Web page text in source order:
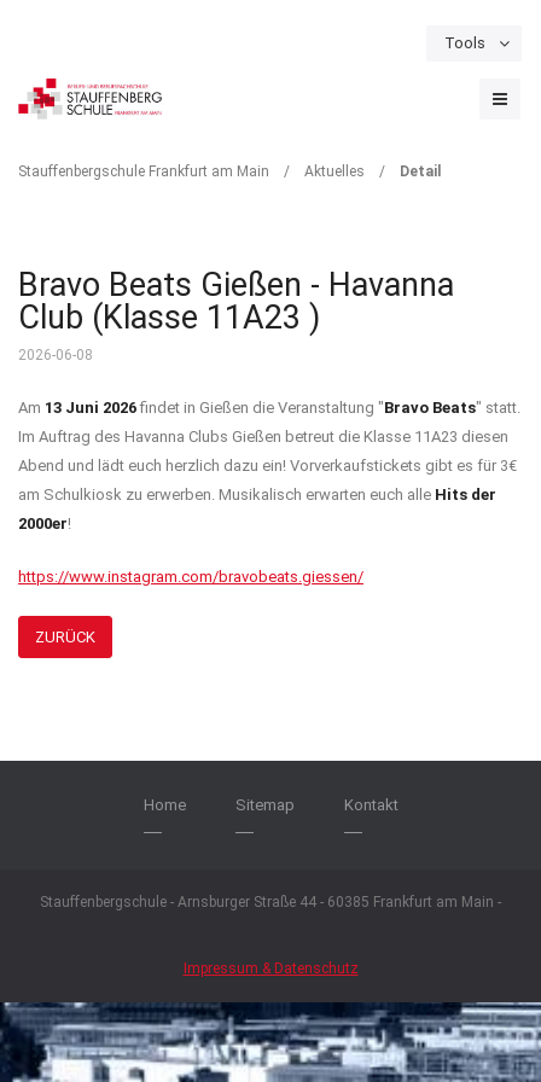
Tools
Schulportal Termine
Stauffenbergschule Frankfurt am Main / Aktuelles / Detail
Bravo Beats Gießen - Havanna
Club (Klasse 11A23 )
2026-06-08
Am 13 Juni 2026findet in Gießen die Veranstaltung "Bravo Beats" statt.
Im Auftrag des Havanna Clubs Gießen betreut die Klasse 11A23 diesen
Abend und lädt euch herzlich dazu ein! Vorverkaufstickets gibt es für 3€
am Schulkiosk zu erwerben. Musikalisch erwarten euch alle Hits der
2000er!
https://www.instagram.com/bravobeats.giessen/
ZURÜCK
Home Sitemap Kontakt
Stauffenbergschule - Arnsburger Straße 44 - 60385 Frankfurt am Main -
Impressum & Datenschutz